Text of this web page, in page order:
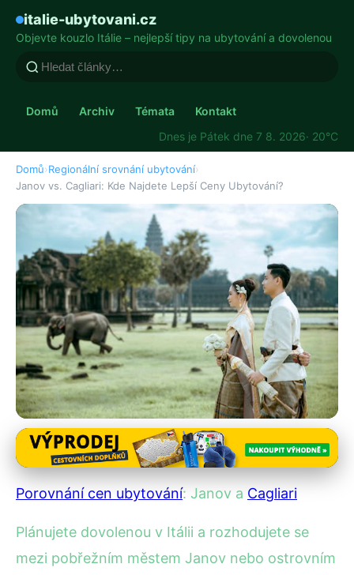
italie-ubytovani.cz
Objevte kouzlo Itálie – nejlepší tipy na ubytování a dovolenou
Domů Archiv Témata
Kontakt
Dnes je Pátek dne 7 8. 2026· 20°C
Domů›Regionální srovnání ubytování›
Janov vs. Cagliari: Kde Najdete Lepší Ceny Ubytování?
Regionální srovnání ubytování
Janov vs. Cagliari: Kde Najdete
1. 9. 2025 · 4 min čtení · Autor: Kristián Novotný
Porovnání cen ubytování: Janov a Cagliari
Plánujete dovolenou v Itálii a rozhodujete se
mezi pobřežním městem Janov nebo ostrovním